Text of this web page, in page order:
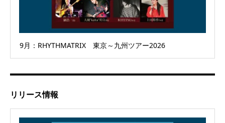
9月：RHYTHMATRIX 東京～九州ツアー2026
リリース情報